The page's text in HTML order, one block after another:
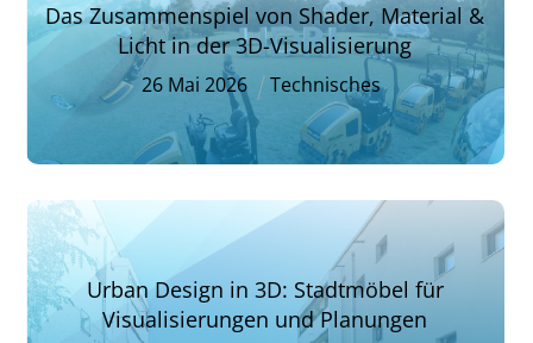
Das Zusammenspiel von Shader, Material &
Licht in der 3D-Visualisierung
26 Mai 2026 Technisches
Urban Design in 3D: Stadtmöbel für
Visualisierungen und Planungen